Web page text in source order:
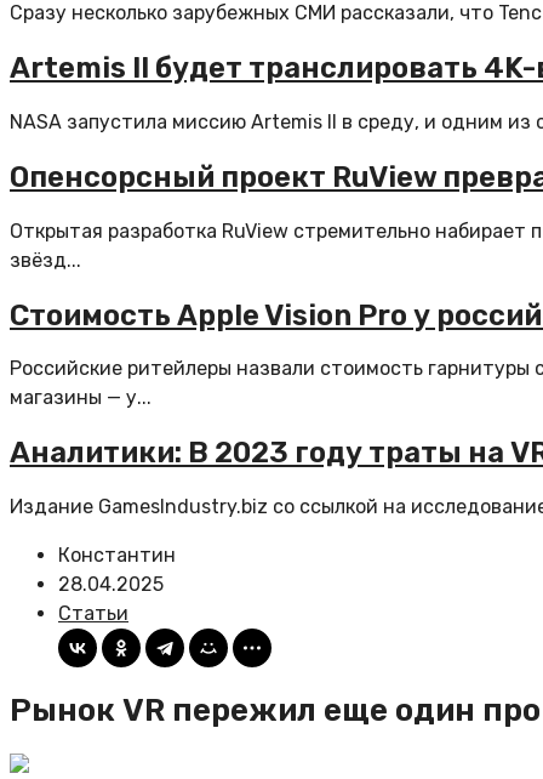
Сразу несколько зарубежных СМИ рассказали, что
Artemis II будет транслировать
NASA запустила миссию Artemis II в среду, и одним
Опенсорсный проект RuView
Открытая разработка RuView стремительно
звёзд...
Стоимость Apple Vision Pro у
Российские ритейлеры назвали стоимость
магазины — у...
Аналитики: В 2023 году траты на
Издание GamesIndustry.biz со ссылкой на
Константин
28.04.2025
Статьи
Рынок VR пережил еще один